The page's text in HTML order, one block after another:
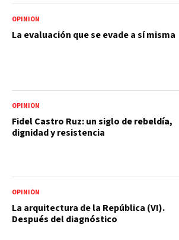
OPINIÓN
La evaluación que se evade a sí misma
OPINIÓN
Fidel Castro Ruz: un siglo de rebeldía,
dignidad y resistencia
OPINIÓN
La arquitectura de la República (VI).
Después del diagnóstico